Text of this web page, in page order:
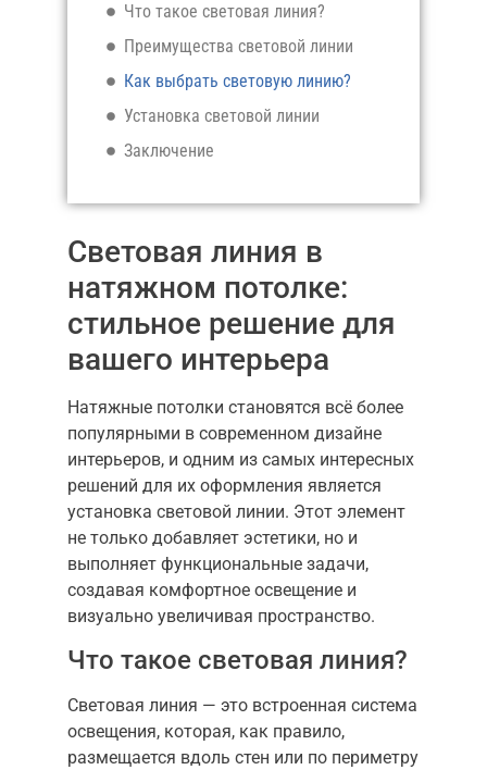
Что такое световая линия?
Преимущества световой линии
Как выбрать световую линию?
Установка световой линии
Заключение
Световая линия в
натяжном потолке:
стильное решение для
вашего интерьера
Натяжные потолки становятся всё более
популярными в современном дизайне
интерьеров, и одним из самых интересных
решений для их оформления является
установка световой линии. Этот элемент
не только добавляет эстетики, но и
выполняет функциональные задачи,
создавая комфортное освещение и
визуально увеличивая пространство.
Что такое световая линия?
Световая линия — это встроенная система
освещения, которая, как правило,
размещается вдоль стен или по периметру